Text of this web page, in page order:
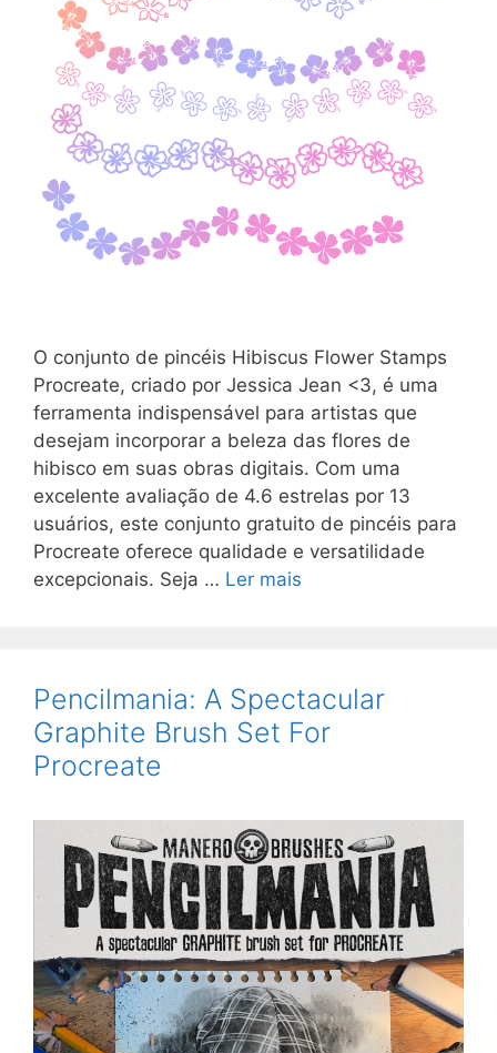
O conjunto de pincéis Hibiscus Flower Stamps
Procreate, criado por Jessica Jean <3, é uma
ferramenta indispensável para artistas que
desejam incorporar a beleza das flores de
hibisco em suas obras digitais. Com uma
excelente avaliação de 4.6 estrelas por 13
usuários, este conjunto gratuito de pincéis para
Procreate oferece qualidade e versatilidade
excepcionais. Seja … Ler mais
Pencilmania: A Spectacular
Graphite Brush Set For
Procreate